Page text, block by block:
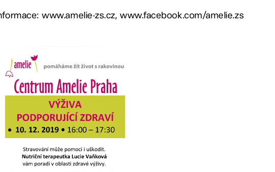
www.amelie-zs.cz, www.facebook.com/amelie.zs